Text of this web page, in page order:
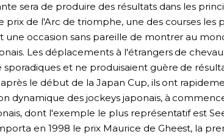
sera de produire des résultats dans les
prix de l'Arc de triomphe, une des courses les
une occasion sans pareille de montrer au
Les déplacements à l'étrangers de
sporadiques et ne produisaient guère de
après le début de la Japan Cup, ils ont
dynamique des jockeys japonais, à
dont l'exemple le plus représentatif est
en 1998 le prix Maurice de Gheest, la